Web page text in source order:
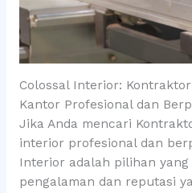
Colossal Interior:
Kantor Profesional dan
Jika Anda mencari
interior profesional dan
Interior adalah pilihan yang
pengalaman dan reputasi